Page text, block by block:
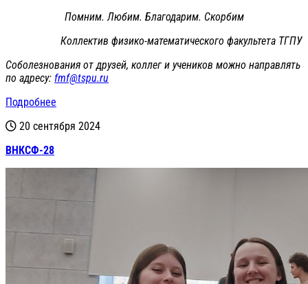
Помним. Любим. Благодарим. Скорбим
Коллектив физико-математического факультета ТГПУ
Соболезнования от друзей, коллег и учеников можно направлять
по адресу: fmf@tspu.ru
Подробнее
20 сентября 2024
ВНКСФ-28